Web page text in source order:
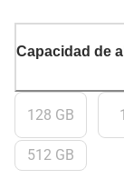
Capacidad de
128 GB
512 GB